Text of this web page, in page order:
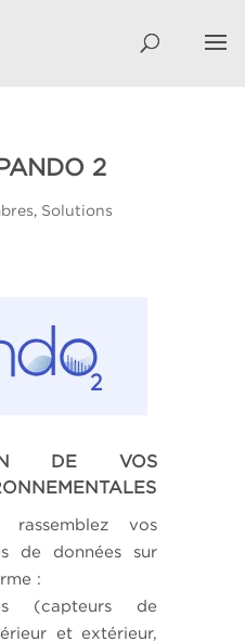
2
, Solutions
DE VOS
vos
de données sur
:
(capteurs de
et extérieur,